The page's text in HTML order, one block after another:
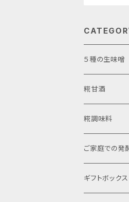
５種の生味噌
お試しアソート
使いやすいカ
自宅で詰め替
糀甘酒
濃縮タイプ
ストレートタ
糀調味料
ご家庭での発
ギフトボックス